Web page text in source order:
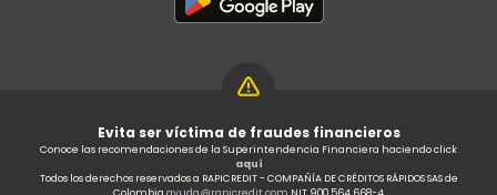
Evita ser víctima de fraudes financieros
Conoce las recomendaciones de la Superintendencia Financiera haciendo click
aquí
Todos los derechos reservados a RAPICREDIT - COMPAÑÍA DE CRÉDITOS RÁPIDOS SAS de